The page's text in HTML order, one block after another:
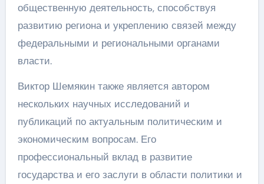
общественную деятельность, способствуя
развитию региона и укреплению связей между
федеральными и региональными органами
власти.
Виктор Шемякин также является автором
нескольких научных исследований и
публикаций по актуальным политическим и
экономическим вопросам. Его
профессиональный вклад в развитие
государства и его заслуги в области политики и